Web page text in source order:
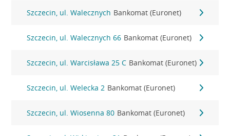
Szczecin, ul. Walecznych Bankomat (Euronet)
Szczecin, ul. Walecznych 66 Bankomat (Euronet)
Szczecin, ul. Warcisława 25 C Bankomat (Euronet)
Szczecin, ul. Welecka 2 Bankomat (Euronet)
Szczecin, ul. Wiosenna 80 Bankomat (Euronet)